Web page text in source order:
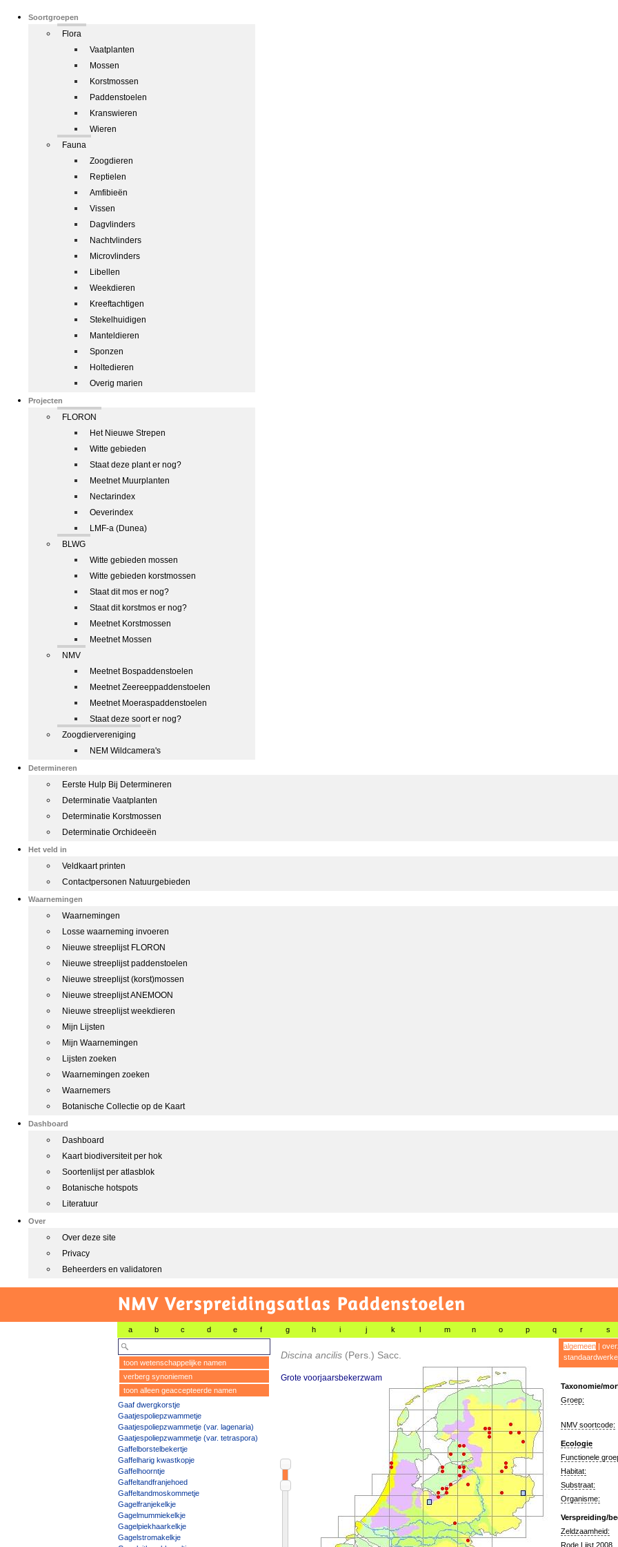
Soortgroepen
Flora
Vaatplanten
Mossen
Korstmossen
Paddenstoelen
Kranswieren
Wieren
Fauna
Zoogdieren
Reptielen
Amfibieën
Vissen
Dagvlinders
Nachtvlinders
Microvlinders
Libellen
Weekdieren
Kreeftachtigen
Stekelhuidigen
Manteldieren
Sponzen
Holtedieren
Overig marien
Projecten
FLORON
Het Nieuwe Strepen
Witte gebieden
Staat deze plant er nog?
Meetnet Muurplanten
Nectarindex
Oeverindex
LMF-a (Dunea)
BLWG
Witte gebieden mossen
Witte gebieden korstmossen
Staat dit mos er nog?
Staat dit korstmos er nog?
Meetnet Korstmossen
Meetnet Mossen
NMV
Meetnet Bospaddenstoelen
Meetnet Zeereeppaddenstoelen
Meetnet Moeraspaddenstoelen
Staat deze soort er nog?
Zoogdiervereniging
NEM Wildcamera's
Determineren
Eerste Hulp Bij Determineren
Determinatie Vaatplanten
Determinatie Korstmossen
Determinatie Orchideeën
Het veld in
Veldkaart printen
Contactpersonen Natuurgebieden
Waarnemingen
Waarnemingen
Losse waarneming invoeren
Nieuwe streeplijst FLORON
Nieuwe streeplijst paddenstoelen
Nieuwe streeplijst (korst)mossen
Nieuwe streeplijst ANEMOON
Nieuwe streeplijst weekdieren
Mijn Lijsten
Mijn Waarnemingen
Lijsten zoeken
Waarnemingen zoeken
Waarnemers
Botanische Collectie op de Kaart
Dashboard
Dashboard
Kaart biodiversiteit per hok
Soortenlijst per atlasblok
Botanische hotspots
Literatuur
Over
Over deze site
Privacy
Beheerders en validatoren
NMV Verspreidingsatlas Paddenstoelen
a b c d e f g h i j k l m n o p q r s
toon wetenschappelijke namen
verberg synoniemen
toon alleen geaccepteerde namen
Gaaf dwergkorstje
Gaatjespoliepzwammetje
Gaatjespoliepzwammetje (var. lagenaria)
Gaatjespoliepzwammetje (var. tetraspora)
Gaffelborstelbekertje
Gaffelharig kwastkopje
Gaffelhoorntje
Gaffeltandfranjehoed
Gaffeltandmoskommetje
Gagelfranjekelkje
Gagelmummiekelkje
Gagelpiekhaarkelkje
Gagelstromakelkje
Discina ancilis (Pers.) Sacc.
Grote voorjaarsbekerzwam
algemeen|
Taxonomie/
Groep:
NMV soortcode:
Ecologie
Functionele
Habitat:
Substraat:
Organisme:
Verspreiding/
Zeldzaamheid:
Rode Lijst 2008